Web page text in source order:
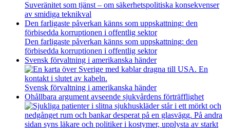
Suveränitet som tjänst – om säkerhetspolitiska konsekvenser
av smidiga teknikval
Den farligaste påverkan känns som uppskattning: den
förbisedda korruptionen i offentlig sektor
Den farligaste påverkan känns som uppskattning: den
förbisedda korruptionen i offentlig sektor
Svensk förvaltning i amerikanska händer
Svensk förvaltning i amerikanska händer
Ohållbara argument avseende sjukvårdens förträfflighet